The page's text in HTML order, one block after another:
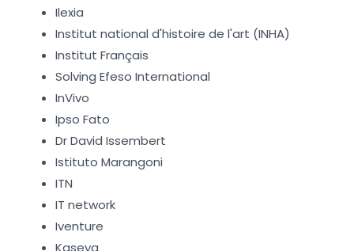
Ilexia
Institut national d'histoire de l'art (INHA)
Institut Français
Solving Efeso International
InVivo
Ipso Fato
Dr David Issembert
Istituto Marangoni
ITN
IT network
Iventure
Kaseya